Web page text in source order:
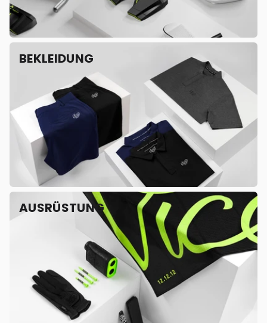
BEKLEIDUNG
AUSRÜSTUNG